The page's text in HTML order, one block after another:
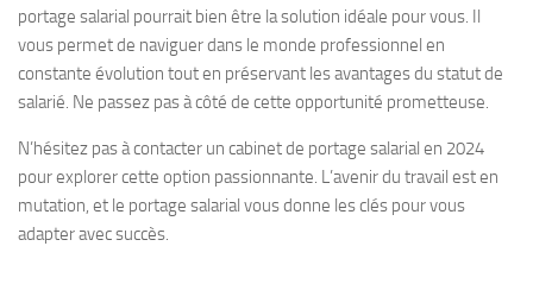
portage salarial pourrait bien être la solution idéale pour vous. Il
vous permet de naviguer dans le monde professionnel en
constante évolution tout en préservant les avantages du statut de
salarié. Ne passez pas à côté de cette opportunité prometteuse.
N’hésitez pas à contacter un cabinet de portage salarial en 2024
pour explorer cette option passionnante. L’avenir du travail est en
mutation, et le portage salarial vous donne les clés pour vous
adapter avec succès.